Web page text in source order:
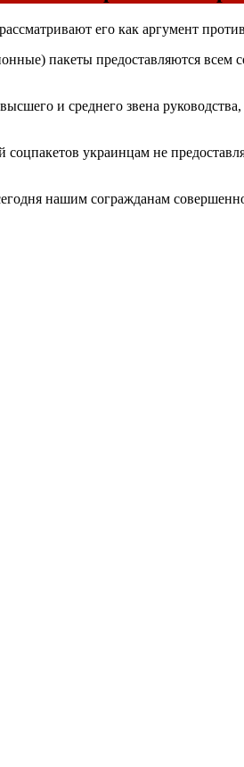
его как аргумент
пакеты предоставляются всем
и среднего звена
украинцам не
нашим согражданам